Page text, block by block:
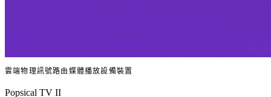
雲端物理訊號路由媒體播放設備裝置
Popsical TV II